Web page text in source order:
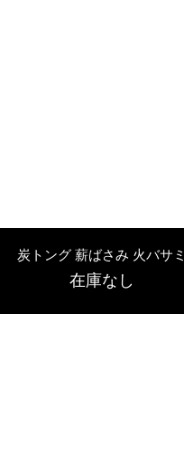
クイックビュー
炭トング 薪ばさみ 火バサミ
在庫なし